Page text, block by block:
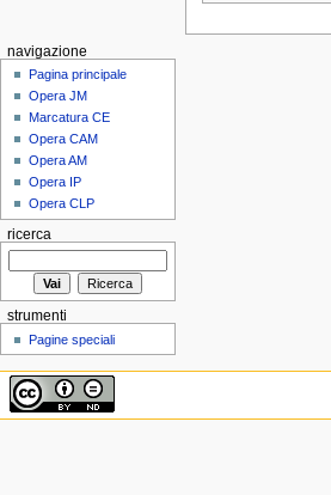
navigazione
Pagina principale
Opera JM
Marcatura CE
Opera CAM
Opera AM
Opera IP
Opera CLP
ricerca
strumenti
Pagine speciali